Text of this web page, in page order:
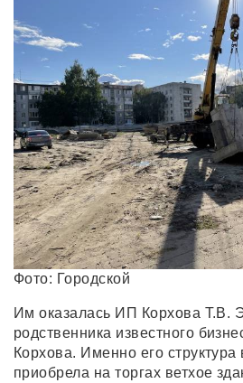
Фото: Городской
Им оказалась ИП Корхова Т.В.
родственника известного
Корхова. Именно его
приобрела на торгах ветхое